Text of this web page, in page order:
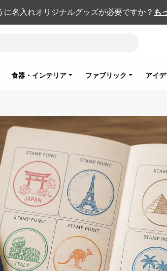
に名入れオリジナルグッズが必要ですか？ も
食器・インテリア ファブリック アイ